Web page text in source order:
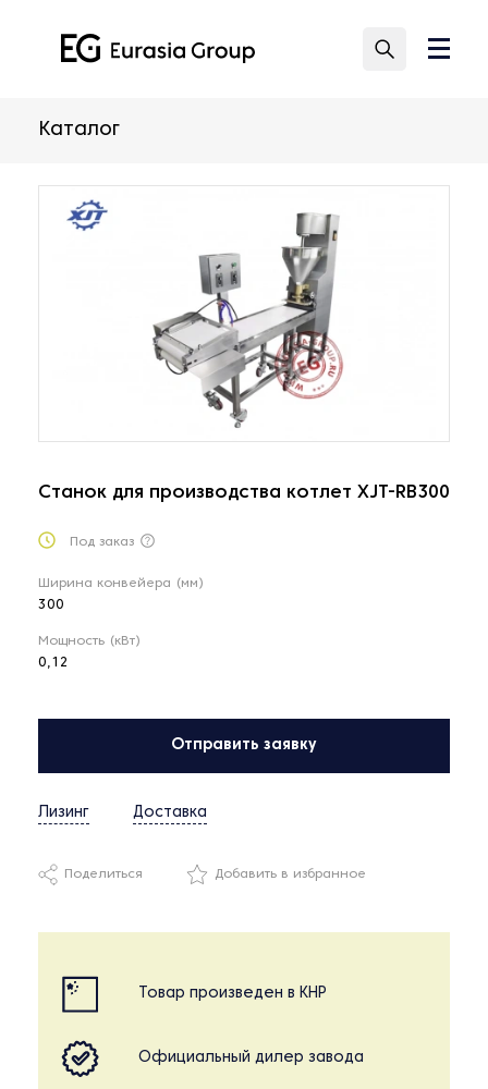
Каталог
Станок для производства котлет XJT-RB300
Под заказ
Ширина конвейера (мм)
300
Мощность (кВт)
0,12
Отправить заявку
Лизинг Доставка
Поделиться Добавить в избранное
Товар произведен в КНР
Официальный дилер завода